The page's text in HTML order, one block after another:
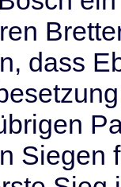
dass
Siegen